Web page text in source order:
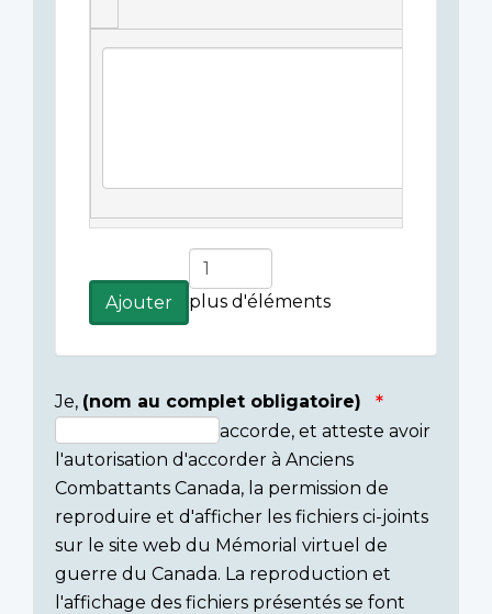
Ajouter
Ajouter
plus
d'éléments
plus d'éléments
Consent
section
Je, (nom au complet obligatoire)
accorde, et atteste avoir
l'autorisation d'accorder à Anciens
Combattants Canada, la permission de
reproduire et d'afficher les fichiers ci-joints
sur le site web du Mémorial virtuel de
guerre du Canada. La reproduction et
l'affichage des fichiers présentés se font